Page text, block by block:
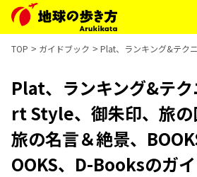
TOP ガイドブック Plat、ランキング&テク
Plat、ランキング&テ
rt Style、御朱印、旅の
旅の名言＆絶景、
OOKS、D-Booksのガ